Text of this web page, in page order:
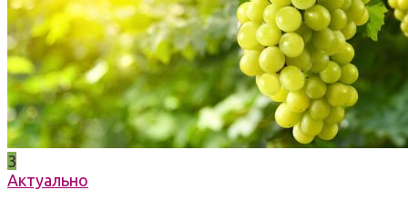
3
Актуально